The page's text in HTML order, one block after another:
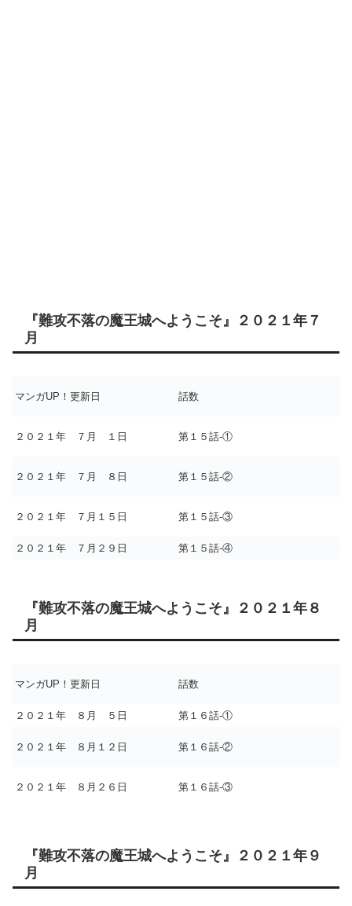
『難攻不落の魔王城へようこそ』２０２１年７
月
マンガUP！更新日 話数
２０２１年 ７月 １日 第１５話-①
２０２１年 ７月 ８日 第１５話-②
２０２１年 ７月１５日 第１５話-③
２０２１年 ７月２９日 第１５話-④
『難攻不落の魔王城へようこそ』２０２１年８
月
マンガUP！更新日 話数
２０２１年 ８月 ５日 第１６話-①
２０２１年 ８月１２日 第１６話-②
２０２１年 ８月２６日 第１６話-③
『難攻不落の魔王城へようこそ』２０２１年９
月